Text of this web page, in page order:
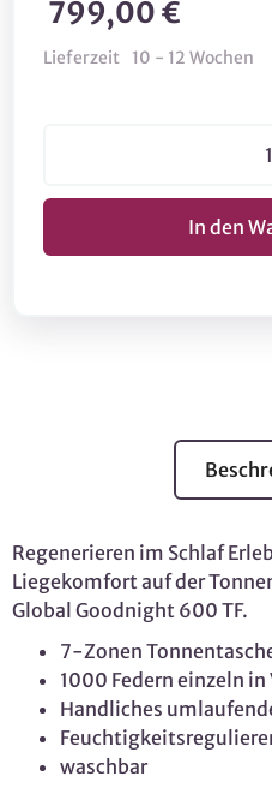
799,00 €
Lieferzeit 10 - 12 Wochen
Regenerieren im Schlaf
Liegekomfort auf der
Global Goodnight 600 TF.
7-Zonen
1000 Federn einzeln
Handliches
waschbar